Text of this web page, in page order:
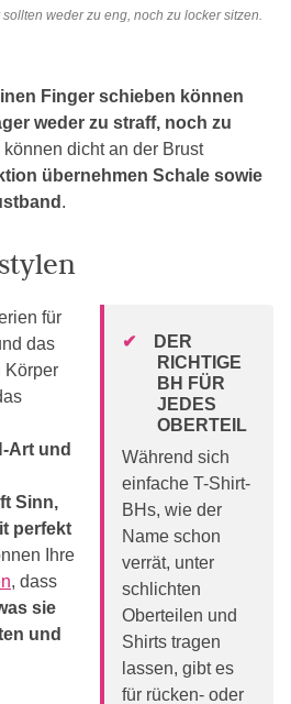
sollten weder zu eng, noch zu locker sitzen.
Finger schieben können
weder zu straff, noch zu
dicht an der Brust
übernehmen Schale sowie
.
DER
RICHTIGE
BH FÜR
JEDES
OBERTEIL
Während sich
einfache T-Shirt-
BHs, wie der
Name schon
verrät, unter
schlichten
Oberteilen und
Shirts tragen
lassen, gibt es
für rücken- oder
für
das
Körper
Art und
Sinn,
perfekt
Ihre
, dass
sie
und